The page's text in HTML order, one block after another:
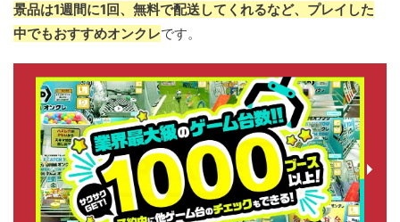
景品は1週間に1回、無料で配送してくれるなど、プレイした
中でもおすすめオンクレです。